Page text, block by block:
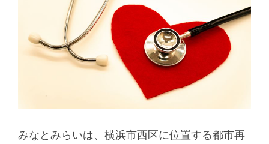
みなとみらいは、横浜市西区に位置する都市再